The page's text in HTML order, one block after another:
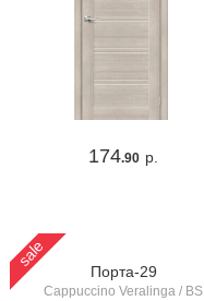
174.90 р.
sale
Порта-29
Cappuccino Veralinga / BS